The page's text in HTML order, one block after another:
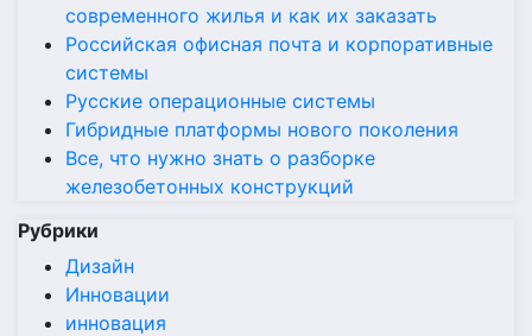
современного жилья и как их заказать
Российская офисная почта и корпоративные
системы
Русские операционные системы
Гибридные платформы нового поколения
Все, что нужно знать о разборке
железобетонных конструкций
Рубрики
Дизайн
Инновации
инновация